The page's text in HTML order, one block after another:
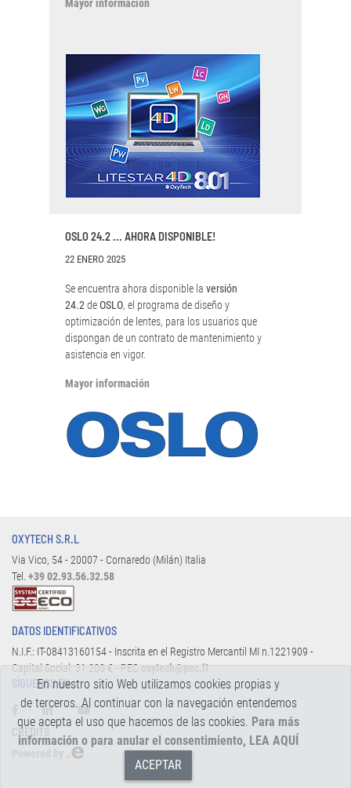
Mayor información
OSLO 24.2 ... AHORA DISPONIBLE!
22 ENERO 2025
Se encuentra ahora disponible la versión
24.2deOSLO, el programa de diseño y
optimización de lentes, para los usuarios que
dispongan de un contrato de mantenimiento y
asistencia en vigor.
Mayor información
OXYTECH S.R.L
Via Vico, 54 - 20007 - Cornaredo (Milán) Italia
Tel. +39 02.93.56.32.58
DATOS IDENTIFICATIVOS
N.I.F.: IT-08413160154 - Inscrita en el Registro Mercantil MI n.1221909 -
Capital Social: 31.200 € - PECoxytech@pec.it
SÍGUENOS EN:
CREDITS
En nuestro sitio Web utilizamos cookies propias y
de terceros. Al continuar con la navegación entendemos
que acepta el uso que hacemos de las cookies. Para más
información o para anular el consentimiento, LEA AQUÍ
ACEPTAR